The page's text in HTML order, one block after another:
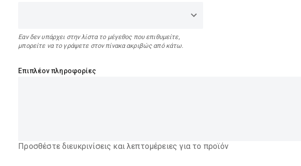
Εαν δεν υπάρχει στην λίστα το μέγεθος που επιθυμείτε,
μπορείτε να το γράψετε στον πίνακα ακριβώς από κάτω.
Επιπλέον πληροφορίες
Προσθέστε διευκρινίσεις και λεπτομέρειες για το προϊόν